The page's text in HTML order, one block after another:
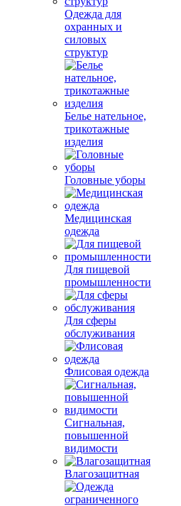
Одежда для
охранных и
силовых
структур
Белье нательное,
трикотажные
изделия
Головные уборы
Медицинская
одежда
Для пищевой
промышленности
Для сферы
обслуживания
Флисовая одежда
Сигнальная,
повышенной
видимости
Влагозащитная